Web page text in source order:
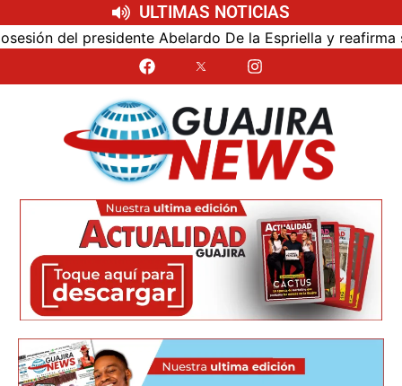
ULTIMAS NOTICIAS
presidente Abelardo De la Espriella y reafirma su